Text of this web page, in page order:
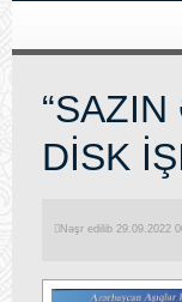
DİSK
Nəşr edilib 29.09.2022